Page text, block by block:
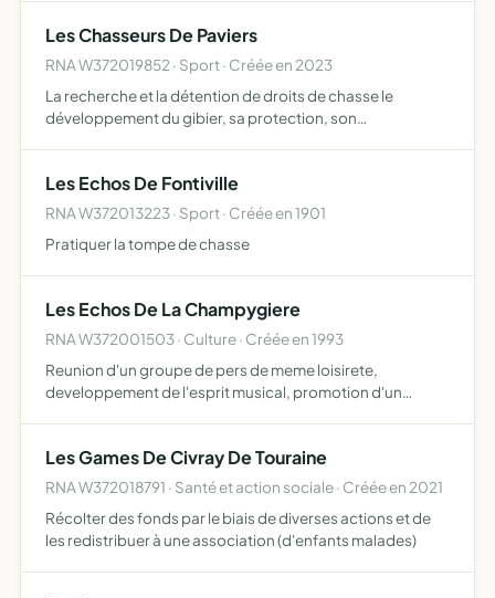
Les Chasseurs De Paviers
RNA W372019852 · Sport · Créée en 2023
La recherche et la détention de droits de chasse le
développement du gibier, sa protection, son
de la chas…
Les Echos De Fontiville
RNA W372013223 · Sport · Créée en 1901
Pratiquer la tompe de chasse
Les Echos De La Champygiere
RNA W372001503 · Culture · Créée en 1993
Reunion d'un groupe de pers de meme loisirete,
developpement de l'esprit musical, promotion d'un
Les Games De Civray De Touraine
RNA W372018791 · Santé et action sociale · Créée en 2021
Récolter des fonds par le biais de diverses actions et de
les redistribuer à une association (d'enfants malades)